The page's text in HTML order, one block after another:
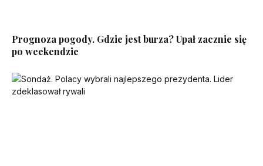
Prognoza pogody. Gdzie jest burza? Upał zacznie się
po weekendzie